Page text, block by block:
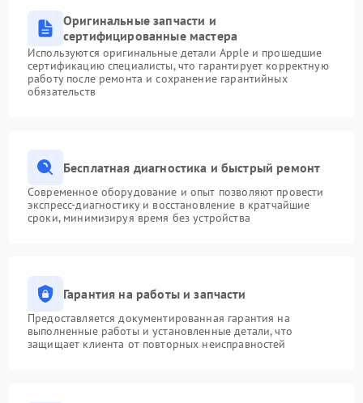
Оригинальные запчасти и
сертифицированные мастера
Используются оригинальные детали Apple и прошедшие
сертификацию специалисты, что гарантирует корректную
работу после ремонта и сохранение гарантийных
обязательств
Бесплатная диагностика и быстрый ремонт
Современное оборудование и опыт позволяют провести
экспресс-диагностику и восстановление в кратчайшие
сроки, минимизируя время без устройства
Гарантия на работы и запчасти
Предоставляется документированная гарантия на
выполненные работы и установленные детали, что
защищает клиента от повторных неисправностей